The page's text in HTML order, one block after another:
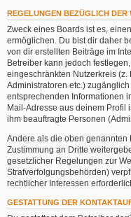
REGELUNGEN BEZÜGLICH DER
Zweck eines Boards ist es,
ermöglichen. Du bist dir daher
von dir erstellten Beiträge im
Betreiber kann jedoch
eingeschränkten Nutzerkreis (z.
Administratoren etc.)
entsprechenden Informationen
Mail-Adresse aus deinem Profil
ihm beauftragte Personen
Andere als die oben genannten
Zustimmung an Dritte
gesetzlicher Regelungen zur
Strafverfolgungsbehörden)
rechtlicher Interessen
GESTATTUNG DER